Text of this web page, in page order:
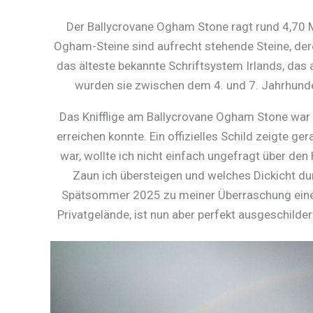
Der Ballycrovane Ogham Stone ragt rund
Ogham-Steine sind aufrecht stehende Steine,
das älteste bekannte Schriftsystem Irlands,
wurden sie zwischen dem 4. und 7.
Das Knifflige am Ballycrovane Ogham Stone
erreichen konnte. Ein offizielles Schild zeigte
war, wollte ich nicht einfach ungefragt über
Zaun ich übersteigen und welches Dickicht
Spätsommer 2025 zu meiner Überraschung
Privatgelände, ist nun aber perfekt